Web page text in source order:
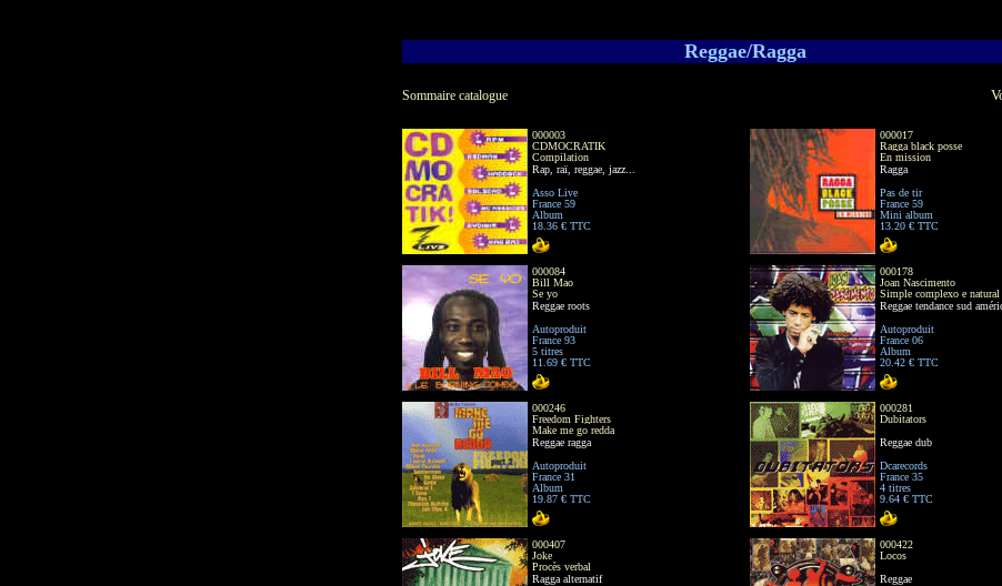
Sommaire catalogue
Reggae/Ragga
000003
CDMOCRATIK
Compilation
Rap, raï, reggae, jazz...
Asso Live
France 59
Album
18.36 € TTC
000017
Ragga black posse
En mission
Ragga
Pas de tir
France 59
Mini album
13.20 € TTC
000084
Bill Mao
Se yo
Reggae roots
Autoproduit
France 93
5 titres
11.69 € TTC
000178
Joan Nascimento
Simple complexo e natural
Reggae tendance sud
Autoproduit
France 06
Album
20.42 € TTC
000246
Freedom Fighters
Make me go redda
Reggae ragga
Autoproduit
France 31
Album
19.87 € TTC
000281
Dubitators
Reggae dub
Dcarecords
France 35
4 titres
9.64 € TTC
000407
Joke
Procès verbal
Ragga alternatif
000422
Locos
Reggae